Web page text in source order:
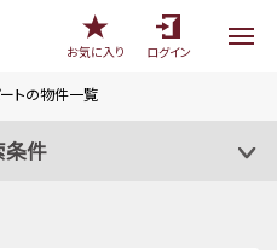
お気に入り
ログイン
トの物件一覧
条件